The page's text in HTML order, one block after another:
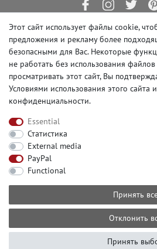
© Copyright 2026 | e-
Этот сайт использует файлы cookie,
предложения и рекламу более
безопасными для Вас. Некоторые
не работать без использования
просматривать этот сайт, Вы
Условиями использования этого сайта и
конфиденциальности.
Essential
Статистика
External media
PayPal
Functional
Принять
Отклонить
Принять